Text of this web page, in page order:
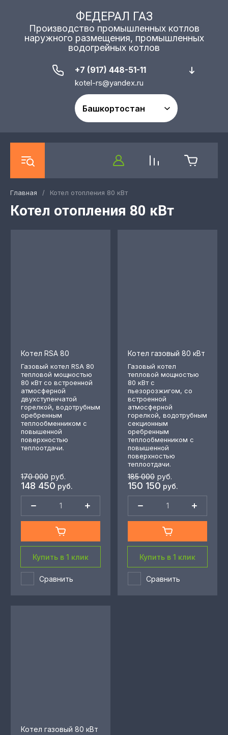
ФЕДЕРАЛ ГАЗ
Производство промышленных котлов
наружного размещения, промышленных
водогрейных котлов
+7 (917) 448-51-11
kotel-rs@yandex.ru
Главная / Котел отопления 80 кВт
Котел отопления 80 кВт
Котел RSA 80
Газовый котел RSA 80
тепловой мощностью
80 кВт со встроенной
атмосферной
двухступенчатой
горелкой, водотрубным
оребренным
теплообменником с
повышенной
поверхностью
теплоотдачи.
170 000 руб.
148 450 руб.
Купить в 1 клик
Сравнить
Котел газовый 80 кВт
Газовый котел
тепловой мощностью
80 кВт с
пьезорозжигом, со
встроенной
атмосферной
горелкой, водотрубным
секционным
оребренным
теплообменником с
повышенной
поверхностью
теплоотдачи.
185 000 руб.
150 150 руб.
Купить в 1 клик
Сравнить
Котел газовый 80 кВт